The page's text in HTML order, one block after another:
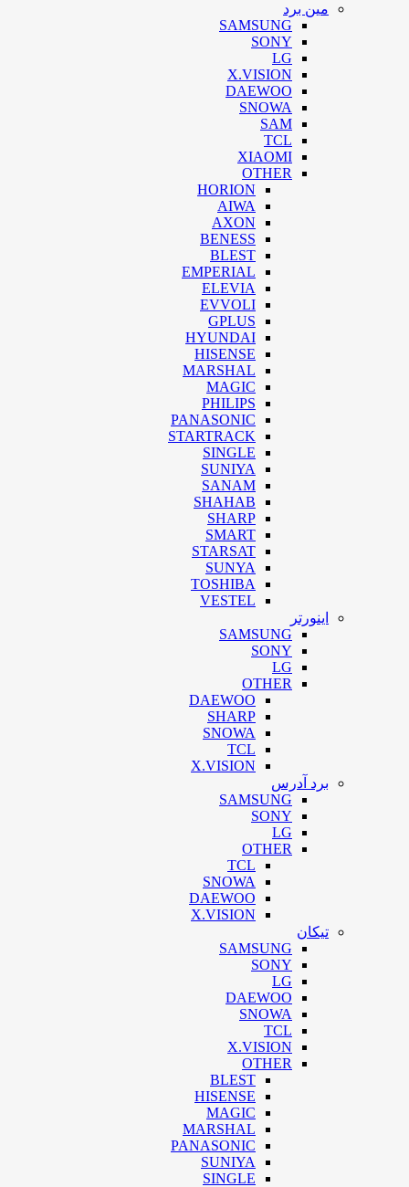
مین برد
SAMSUNG
SONY
LG
X.VISION
DAEWOO
SNOWA
SAM
TCL
XIAOMI
OTHER
HORION
AIWA
AXON
BENESS
BLEST
EMPERIAL
ELEVIA
EVVOLI
GPLUS
HYUNDAI
HISENSE
MARSHAL
MAGIC
PHILIPS
PANASONIC
STARTRACK
SINGLE
SUNIYA
SANAM
SHAHAB
SHARP
SMART
STARSAT
SUNYA
TOSHIBA
VESTEL
اینورتر
SAMSUNG
SONY
LG
OTHER
DAEWOO
SHARP
SNOWA
TCL
X.VISION
برد آدرس
SAMSUNG
SONY
LG
OTHER
TCL
SNOWA
DAEWOO
X.VISION
تیکان
SAMSUNG
SONY
LG
DAEWOO
SNOWA
TCL
X.VISION
OTHER
BLEST
HISENSE
MAGIC
MARSHAL
PANASONIC
SUNIYA
SINGLE